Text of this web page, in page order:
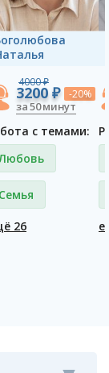
4000 ₽
3200 ₽ -20%
за 50 минут
с темами:
Семья
26